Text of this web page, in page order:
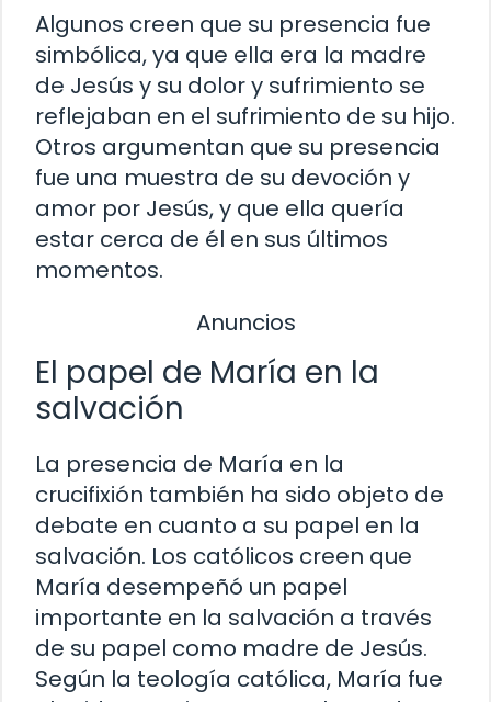
Algunos creen que su presencia fue
simbólica, ya que ella era la madre
de Jesús y su dolor y sufrimiento se
reflejaban en el sufrimiento de su hijo.
Otros argumentan que su presencia
fue una muestra de su devoción y
amor por Jesús, y que ella quería
estar cerca de él en sus últimos
momentos.
Anuncios
El papel de María en la
salvación
La presencia de María en la
crucifixión también ha sido objeto de
debate en cuanto a su papel en la
salvación. Los católicos creen que
María desempeñó un papel
importante en la salvación a través
de su papel como madre de Jesús.
Según la teología católica, María fue